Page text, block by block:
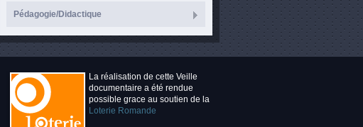
Pédagogie/Didactique
La réalisation de cette Veille
documentaire a été rendue
possible grace au soutien de la
Loterie Romande